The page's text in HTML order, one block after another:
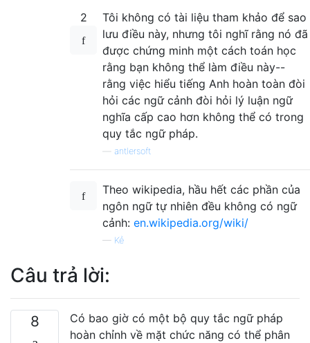
2
Tôi không có tài liệu tham khảo để sao
lưu điều này, nhưng tôi nghĩ rằng nó đã
được chứng minh một cách toán học
rằng bạn không thể làm điều này--
rằng việc hiểu tiếng Anh hoàn toàn đòi
hỏi các ngữ cảnh đòi hỏi lý luận ngữ
nghĩa cấp cao hơn không thể có trong
quy tắc ngữ pháp.
antlersoft
Theo wikipedia, hầu hết các phần của
ngôn ngữ tự nhiên đều không có ngữ
cảnh: en.wikipedia.org/wiki/
— Kẻ
Câu trả lời:
8
Có bao giờ có một bộ quy tắc ngữ pháp
hoàn chỉnh về mặt chức năng có thể phân